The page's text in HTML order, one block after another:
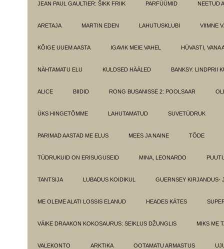
JEAN PAUL GAULTIER: ŠIKK FRIIK PARFÜÜMID NEETUD
ARETAJA MARTIN EDEN LAHUTUSKLUBI VIIMNE
KÕIGE UUEM AASTA IGAVIK MEIE VAHEL HÜVASTI, VANA
NÄHTAMATU ELU KULDSED HÄÄLED BANKSY. LINDPRII
ALICE BIIDID RONG BUSANISSE 2: POOLSAAR
ÜKS HINGETÕMME LAHUTAMATUD SUVETÜDRUK
PARIMAD AASTAD ME ELUS MEES JA NAINE TÕDE
TÜDRUKUID ON ERISUGUSEID MINA, LEONARDO
TANTSIJA LUBADUS KOIDIKUL GUERNSEY KIRJANDUS-
ME OLEME ALATI LOSSIS ELANUD HEADES KÄTES
VÄIKE DRAAKON KOKOSAURUS: SEIKLUS DŽUNGLIS MIKS ME
VALEKONTO ARKTIKA OOTAMATU ARMASTUS